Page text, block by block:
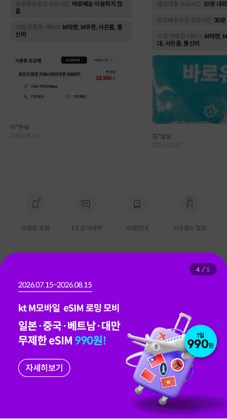
이터 속도도 기존 통신사랑 차이를 못 느끼겠고,
가성비로는 정말 괜찮은 선택인 것 같습니다 👍
앞으로도 꾸준히 사용할 예정이고 곧 부모님 두
분 가입예정입니다.
바로배송유심 소요시간 바로배송 이용하지 않
음
가장 만족한 서비스 M마켓, M쿠폰, 사은품, 통
신비
이*무님
셀프개통 소요시간 10분 내외
바로배송유심 소요시간 30분
가장 만족한 서비스 M마켓,
대, 사은품, 통신비
김*실님
이용량 조회 1:1 문의내역 이용안내 자주묻는 질문
1899-5000
개인정보처리방침 이용약관
help
4 5